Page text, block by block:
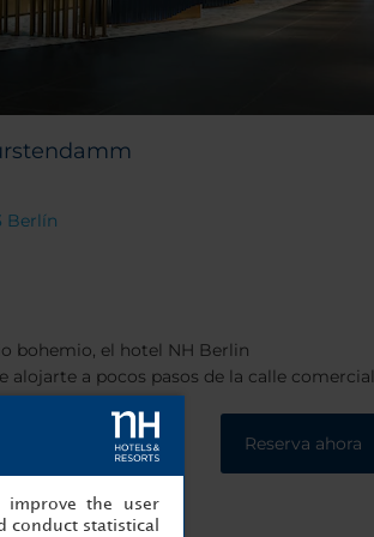
Berlín
bohemio, el hotel NH Berlin
a pocos pasos de la calle comercial
puede ir a pie a los sitios más turísticos de
(U-Bahn) Uhlandstraße y tren (S-Bahn)
a solo 200 metros de distancia.
Reserva ahora
the user
conduct statistical